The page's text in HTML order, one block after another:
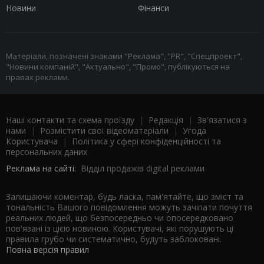
Новини
Фінанси
Матеріали, позначені знаками "Реклама", "PR", "Спецпроект",
"Новини компаній", "Актуально", "Промо", публікуються на
правах реклами.
Наші контакти та схема проїзду | Редакція | Зв'язатися з
нами | Розмістити свої відеоматеріали | Угода
Користувача |
Політика у сфері конфіденційності та
персональних даних
Реклама на сайті: Відділ продажів digital реклами
Залишаючи коментар, будь ласка, пам'ятайте, що зміст та
тональність Вашого повідомлення можуть зачіпати почуття
реальних людей, що безпосередньо чи опосередковано
пов'язані із цією новиною. Користувачі, які порушують ці
правила грубо чи систематично, будуть заблоковані.
Повна версія правил